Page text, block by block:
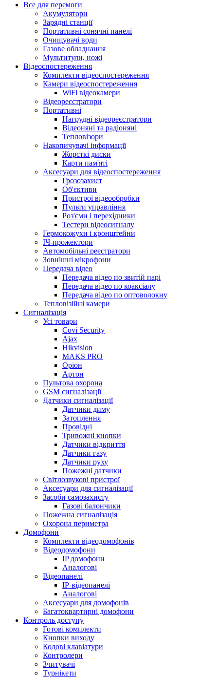
Все для перемоги
Акумулятори
Зарядні станції
Портативні сонячні панелі
Очищувачі води
Газове обладнання
Мультитули, ножі
Відеоспостереження
Комплекти відеоспостереження
Камери відеоспостереження
WiFi відеокамери
Відеореєстратори
Портативні
Нагрудні відеореєстратори
Відеоняні та радіоняні
Тепловізори
Накопичувачі інформації
Жорсткі диски
Карти пам'яті
Аксесуари для відеоспостереження
Грозозахист
Об'єктиви
Пристрої відеообробки
Пульти управління
Роз'єми і перехідники
Тестери відеосигналу
Гермокожухи і кронштейни
ІЧ-прожектори
Автомобільні реєстратори
Зовнішні мікрофони
Передача відео
Передача відео по звитій парі
Передача відео по коаксіалу
Передача відео по оптоволокну
Тепловізійні камери
Cигналізація
Усі товари
Covi Security
Ajax
Hikvision
MAKS PRO
Оріон
Артон
Пультова охорона
GSM сигналізації
Датчики сигналізації
Датчики диму
Затоплення
Провідні
Тривожні кнопки
Датчики відкриття
Датчики газу
Датчики руху
Пожежні датчики
Світлозвукові пристрої
Аксесуари для сигналізації
Засоби самозахисту
Газові балончики
Пожежна сигналізація
Охорона периметра
Домофони
Комплекти відеодомофонів
Відеодомофони
IP домофони
Аналогові
Відеопанелі
IP-відеопанелі
Аналогові
Аксесуари для домофонів
Багатоквартирні домофони
Контроль доступу
Готові комплекти
Кнопки виходу
Кодові клавіатури
Контролери
Зчитувачі
Турнікети